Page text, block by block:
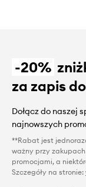
-20%
za zapis
Dołącz do naszej
najnowszych
**Rabat jest
ważny przy zakupach
promocjami, a
Szczegóły na stronie: